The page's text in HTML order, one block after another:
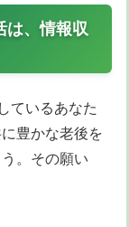
は、情報収
ているあなた
豊かな老後を
。その願い